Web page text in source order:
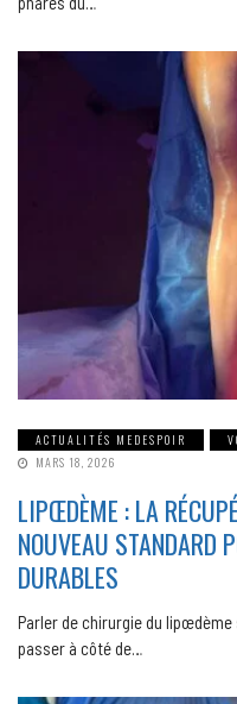
ACTUALITÉS MEDESPOIR
MARS 18, 2026
LIPŒDÈME : LA
NOUVEAU STANDARD
DURABLES
Parler de chirurgie du
passer à côté de…